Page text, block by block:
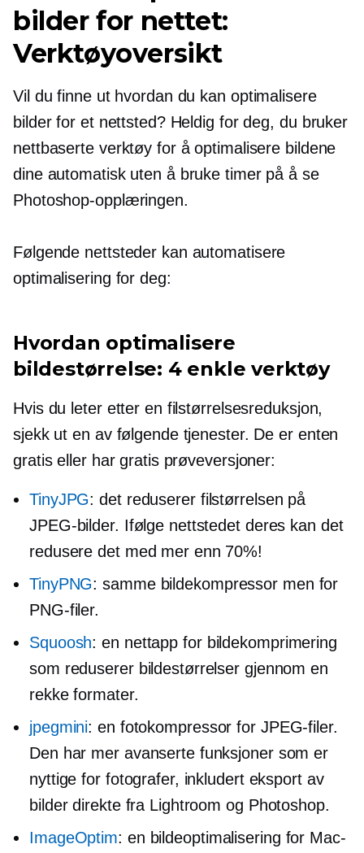
bilder for nettet:
Verktøyoversikt
Vil du finne ut hvordan du kan optimalisere
bilder for et nettsted? Heldig for deg, du bruker
nettbaserte verktøy for å optimalisere bildene
dine automatisk uten å bruke timer på å se
Photoshop-opplæringen.
Følgende nettsteder kan automatisere
optimalisering for deg:
Hvordan optimalisere
bildestørrelse: 4 enkle verktøy
Hvis du leter etter en filstørrelsesreduksjon,
sjekk ut en av følgende tjenester. De er enten
gratis eller har gratis prøveversjoner:
TinyJPG: det reduserer filstørrelsen på
JPEG-bilder. Ifølge nettstedet deres kan det
redusere det med mer enn 70%!
TinyPNG: samme bildekompressor men for
PNG-filer.
Squoosh: en nettapp for bildekomprimering
som reduserer bildestørrelser gjennom en
rekke formater.
jpegmini: en fotokompressor for JPEG-filer.
Den har mer avanserte funksjoner som er
nyttige for fotografer, inkludert eksport av
bilder direkte fra Lightroom og Photoshop.
ImageOptim: en bildeoptimalisering for Mac-